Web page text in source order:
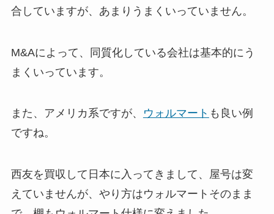
合していますが、あまりうまくいっていません。
M&Aによって、同質化している会社は基本的にう
まくいっています。
また、アメリカ系ですが、 ウォルマート も良い例
ですね。
西友を買収して日本に入ってきまして、屋号は変
えていませんが、やり方はウォルマートそのまま